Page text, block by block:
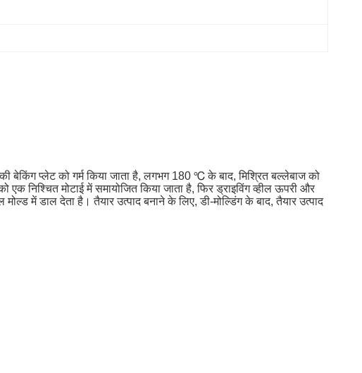
की बेकिंग प्लेट को गर्म किया जाता है, लगभग 180 ℃ के बाद, मिश्रित बल्लेबाज को
एक निश्चित मोटाई में समायोजित किया जाता है, फिर ड्राइविंग व्हील ऊपरी और
में डाल देता है। तैयार उत्पाद बनाने के लिए, डी-मोल्डिंग के बाद, तैयार उत्पाद